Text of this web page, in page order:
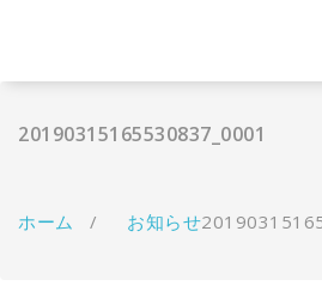
20190315165530837_0001
ホーム / お知らせ